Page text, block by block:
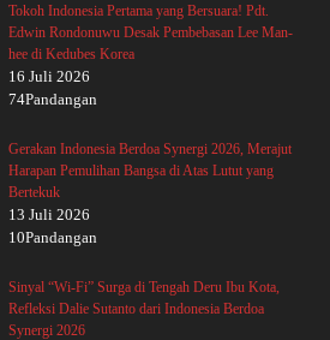
Tokoh Indonesia Pertama yang Bersuara! Pdt.
Edwin Rondonuwu Desak Pembebasan Lee Man-
hee di Kedubes Korea
16 Juli 2026
74Pandangan
Gerakan Indonesia Berdoa Synergi 2026, Merajut
Harapan Pemulihan Bangsa di Atas Lutut yang
Bertekuk
13 Juli 2026
10Pandangan
Sinyal “Wi-Fi” Surga di Tengah Deru Ibu Kota,
Refleksi Dalie Sutanto dari Indonesia Berdoa
Synergi 2026